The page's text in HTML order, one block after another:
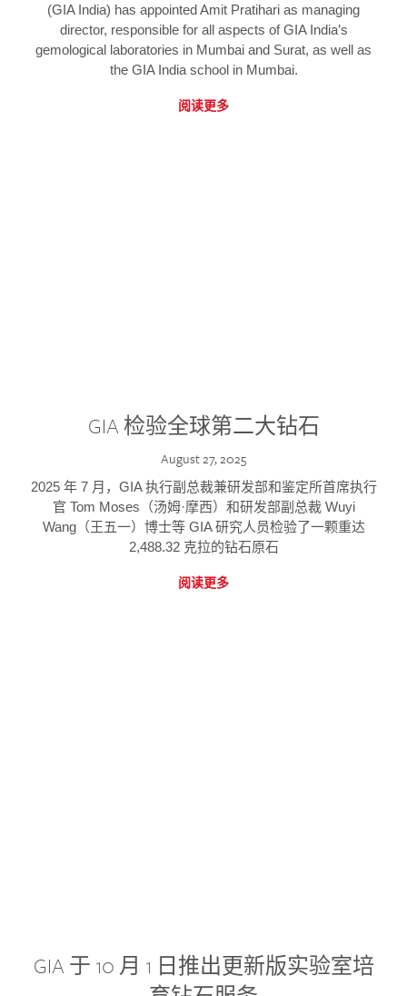
(GIA India) has appointed Amit Pratihari as managing
director, responsible for all aspects of GIA India’s
gemological laboratories in Mumbai and Surat, as well as
the GIA India school in Mumbai.
阅读更多
GIA 检验全球第二大钻石
August 27, 2025
2025 年 7 月，GIA 执行副总裁兼研发部和鉴定所首席执行
官 Tom Moses（汤姆·摩西）和研发部副总裁 Wuyi
Wang（王五一）博士等 GIA 研究人员检验了一颗重达
2,488.32 克拉的钻石原石
阅读更多
GIA 于 10 月 1 日推出更新版实验室培